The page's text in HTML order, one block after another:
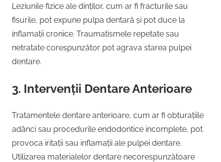
Leziunile fizice ale dinților, cum ar fi fracturile sau
fisurile, pot expune pulpa dentară și pot duce la
inflamații cronice. Traumatismele repetate sau
netratate corespunzător pot agrava starea pulpei
dentare.
3. Intervenții Dentare Anterioare
Tratamentele dentare anterioare, cum ar fi obturațiile
adânci sau procedurile endodontice incomplete, pot
provoca iritații sau inflamații ale pulpei dentare.
Utilizarea materialelor dentare necorespunzătoare